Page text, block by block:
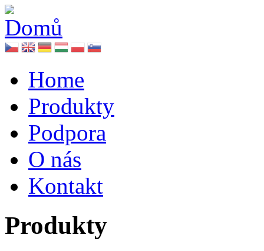
Home
Produkty
Podpora
O nás
Kontakt
Produkty